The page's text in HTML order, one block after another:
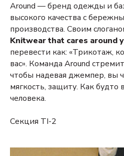
Around — бренд одежды и
высокого качества с
производства. Своим
Knitwear that cares around
перевести как: «Трикотаж,
вас». Команда Around
чтобы надевая джемпер, вы
мягкость, защиту. Как будто
человека.
Секция TI-2